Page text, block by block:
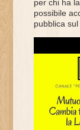
per chi ha
possibile
pubblica sul